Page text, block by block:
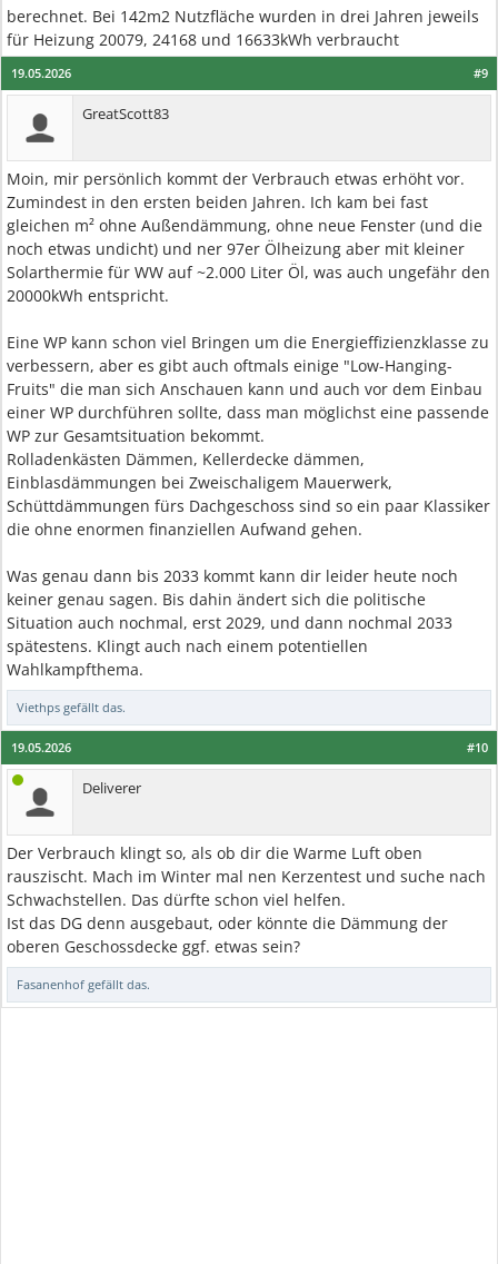
berechnet. Bei 142m2 Nutzfläche wurden in drei Jahren jeweils
für Heizung 20079, 24168 und 16633kWh verbraucht
#9
19.05.2026
GreatScott83
Moin, mir persönlich kommt der Verbrauch etwas erhöht vor.
Zumindest in den ersten beiden Jahren. Ich kam bei fast
gleichen m² ohne Außendämmung, ohne neue Fenster (und die
noch etwas undicht) und ner 97er Ölheizung aber mit kleiner
Solarthermie für WW auf ~2.000 Liter Öl, was auch ungefähr den
20000kWh entspricht.
Eine WP kann schon viel Bringen um die Energieffizienzklasse zu
verbessern, aber es gibt auch oftmals einige "Low-Hanging-
Fruits" die man sich Anschauen kann und auch vor dem Einbau
einer WP durchführen sollte, dass man möglichst eine passende
WP zur Gesamtsituation bekommt.
Rolladenkästen Dämmen, Kellerdecke dämmen,
Einblasdämmungen bei Zweischaligem Mauerwerk,
Schüttdämmungen fürs Dachgeschoss sind so ein paar Klassiker
die ohne enormen finanziellen Aufwand gehen.
Was genau dann bis 2033 kommt kann dir leider heute noch
keiner genau sagen. Bis dahin ändert sich die politische
Situation auch nochmal, erst 2029, und dann nochmal 2033
spätestens. Klingt auch nach einem potentiellen
Wahlkampfthema.
Viethps gefällt das.
#10
19.05.2026
Deliverer
Der Verbrauch klingt so, als ob dir die Warme Luft oben
rauszischt. Mach im Winter mal nen Kerzentest und suche nach
Schwachstellen. Das dürfte schon viel helfen.
Ist das DG denn ausgebaut, oder könnte die Dämmung der
oberen Geschossdecke ggf. etwas sein?
Fasanenhof gefällt das.